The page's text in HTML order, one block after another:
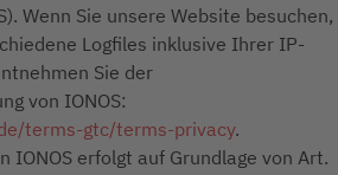
Wenn Sie unsere Website besuchen,
Logfiles inklusive Ihrer IP-
Sie der
von IONOS:
terms-gtc/terms-privacy.
IONOS erfolgt auf Grundlage von Art.